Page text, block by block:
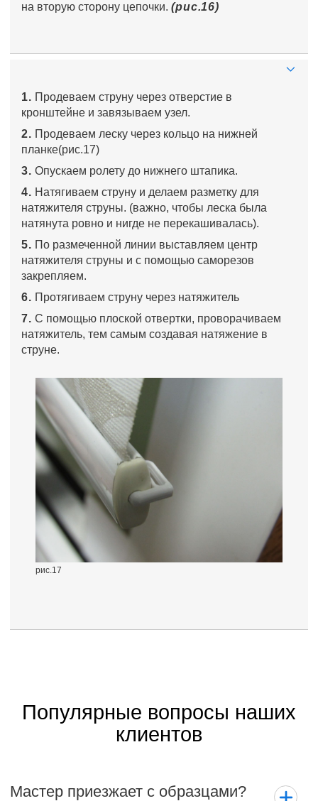
на вторую сторону цепочки.(рис.16)
1. Продеваем струну через отверстие в
кронштейне и завязываем узел.
2. Продеваем леску через кольцо на нижней
планке(рис.17)
3. Опускаем ролету до нижнего штапика.
4. Натягиваем струну и делаем разметку для
натяжителя струны. (важно, чтобы леска была
натянута ровно и нигде не перекашивалась).
5. По размеченной линии выставляем центр
натяжителя струны и с помощью саморезов
закрепляем.
6. Протягиваем струну через натяжитель
7. С помощью плоской отвертки, проворачиваем
натяжитель, тем самым создавая натяжение в
струне.
рис.17
Популярные вопросы наших
клиентов
Мастер приезжает с образцами?